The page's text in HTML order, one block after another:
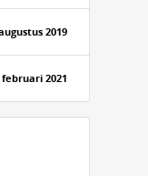
2019
februari 2021